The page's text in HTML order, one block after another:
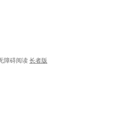
障碍阅读 长者版